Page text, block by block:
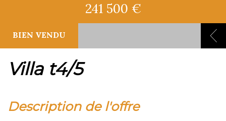
BIEN VENDU
241 500 €
villa t4/5
description de l'offre